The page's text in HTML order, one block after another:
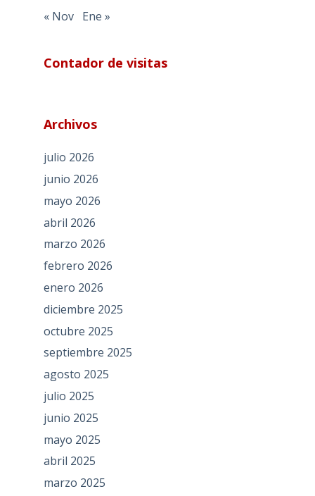
« Nov Ene »
Contador de visitas
Archivos
julio 2026
junio 2026
mayo 2026
abril 2026
marzo 2026
febrero 2026
enero 2026
diciembre 2025
octubre 2025
septiembre 2025
agosto 2025
julio 2025
junio 2025
mayo 2025
abril 2025
marzo 2025